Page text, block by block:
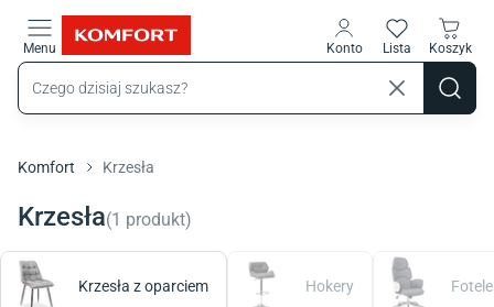
Menu Konto Lista Koszyk
Komfort Krzesła
Krzesła(1 produkt)
Krzesła z oparciem Hokery